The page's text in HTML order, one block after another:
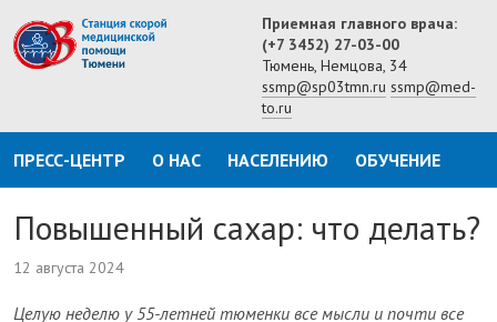
Приемная главного врача:
(+7 3452) 27-03-00
Тюмень, Немцова, 34
ssmp@sp03tmn.ru ssmp@med-
to.ru
ПРЕСС-ЦЕНТР О НАС НАСЕЛЕНИЮ ОБУЧЕНИЕ
Повышенный сахар: что делать?
12 августа 2024
Целую неделю у 55-летней тюменки все мысли и почти все